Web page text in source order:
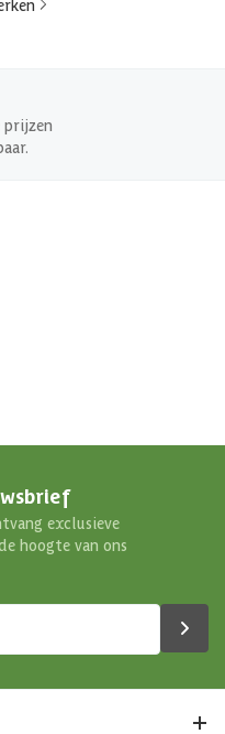
prijzen
exclusieve
hoogte van ons